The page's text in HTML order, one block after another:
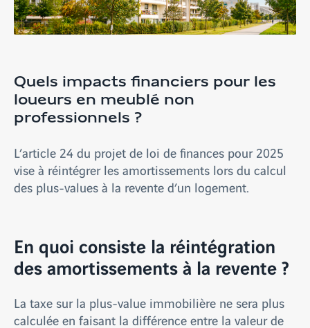
Quels impacts financiers pour les
loueurs en meublé non
professionnels ?
L’article 24 du projet de loi de finances pour 2025
vise à réintégrer les amortissements lors du calcul
des plus-values à la revente d’un logement.
En quoi consiste la réintégration
des amortissements à la revente ?
La taxe sur la plus-value immobilière ne sera plus
calculée en faisant la différence entre la valeur de